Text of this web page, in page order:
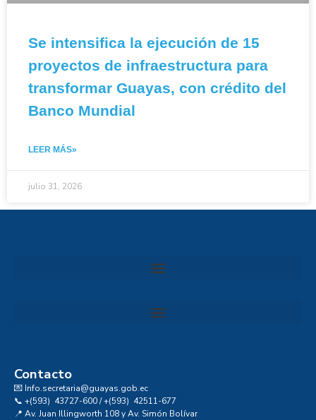
Se intensifica la ejecución de 15
proyectos de infraestructura para
transformar Guayas, con crédito del
Banco Mundial
LEER MÁS»
julio 31, 2026
Contacto
💌 Info.secretaria@guayas.gob.ec
📞 +(593) 43727-600 / +(593) 42511-677
📍 Av. Juan Illingworth 108 y Av. Simón Bolívar